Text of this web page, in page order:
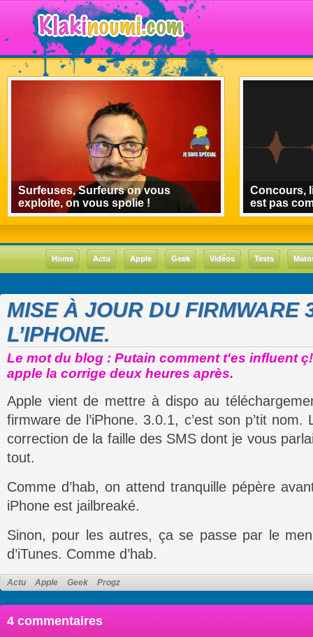
Surfeuses, Surfeurs on vous
exploite, on vous spolie !
Concours,
est pas
Home Actu Apple Geek Vidéos Tests
MISE À JOUR DU FIRMWARE
L’IPHONE.
Le mot du blog : Putain comment t'es influent
apple la corrige deux heures après.
Apple vient de mettre à dispo au
firmware de l’iPhone. 3.0.1, c’est son p’tit
correction de la faille des SMS dont je vous
tout.
Comme d’hab, on attend tranquille pépère
iPhone est jailbreaké.
Sinon, pour les autres, ça se passe par le
d’iTunes. Comme d’hab.
Actu Apple Geek Progz
4 commentaires